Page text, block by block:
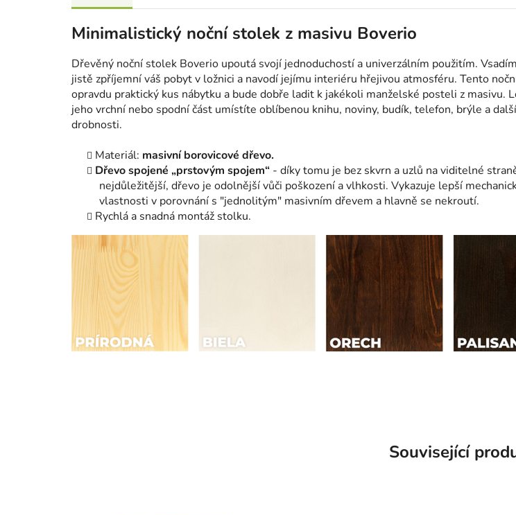
Minimalistický noční stolek z masivu Boverio
Dřevěný noční stolek Boverio upoutá svojí jednoduchostí a univerzálním použitím.
jistě zpříjemní váš pobyt v ložnici a navodí jejímu interiéru hřejivou atmosféru. Tento
opravdu praktický kus nábytku a bude dobře ladit k jakékoli manželské posteli z masivu.
jeho vrchní nebo spodní část umístíte oblíbenou knihu, noviny, budík, telefon, brýle a
drobnosti.
Materiál: masivní borovicové dřevo.
Dřevo spojené „prstovým spojem“ - díky tomu je bez skvrn a uzlů na viditelné
nejdůležitější, dřevo je odolnější vůči poškození a vlhkosti. Vykazuje lepší
vlastnosti v porovnání s "jednolitým" masivním dřevem a hlavně se nekroutí.
Rychlá a snadná montáž stolku.
Související